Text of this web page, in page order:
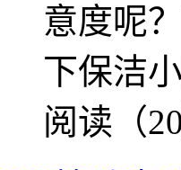
意度呢
下保洁
阅读（